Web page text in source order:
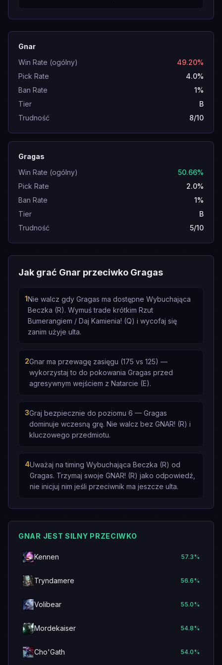
Gnar
Win Rate (ogólny)
49.20%
Pick Rate
4.0%
Ban Rate
1%
Tier
B
Trudność
8/10
Gragas
Win Rate (ogólny)
50.66%
Pick Rate
2.0%
Ban Rate
1%
Tier
B
Trudność
5/10
Jak grać Gnar przeciwko Gragas
1Nie walcz gdy Gragas ma dostępne Wybuchająca
Beczka (R). Wymuś trade krótkim Rzut
Bumerangiem / Daj Kamienia! (Q) i wycofaj się
zanim użyje ulta.
2Gnar ma przewagę zasięgu (175 vs 125) —
wykorzystaj to do pokowania Gragas przed
agresywnym wejściem z Natarcie (E).
3Graj bezpiecznie do poziomu 6 — Gragas
dominuje wczesną grę. Nie walcz bez GNAR! (R) i
kluczowego przedmiotu.
4Uważaj na timing Wybuchająca Beczka (R) od
Gragas. Trzymaj swoje GNAR! (R) jako odpowiedź,
nie inicjuj nim jeśli przeciwnik ma jeszcze ulta.
GNAR JEST SILNY PRZECIWKO
Kennen 57.3%
Tryndamere 56.6%
Volibear 55.0%
Mordekaiser 54.8%
Cho'Gath 54.0%